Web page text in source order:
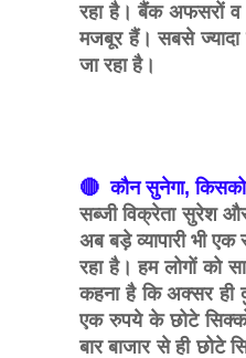
रहा है। बैंक अफसरों
मजबूर हैं। सबसे ज्यादा
जा रहा है।
🔴 कौन सुनेगा,
सब्जी विक्रेता सुरेश
अब बड़े व्यापारी भी
रहा है। हम लोगों को
कहना है कि अक्सर ही
एक रुपये के छोटे
बार बाजार से ही छोटे